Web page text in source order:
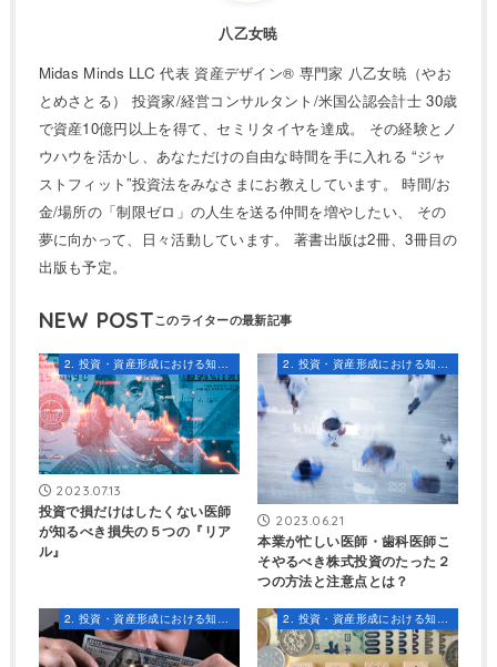
八乙女暁
Midas Minds LLC 代表 資産デザイン® 専門家 八乙女暁（やお
とめさとる） 投資家/経営コンサルタント/米国公認会計士 30歳
で資産10億円以上を得て、セミリタイヤを達成。 その経験とノ
ウハウを活かし、あなただけの自由な時間を手に入れる “ジャ
ストフィット”投資法をみなさまにお教えしています。 時間/お
金/場所の「制限ゼロ」の人生を送る仲間を増やしたい、 その
夢に向かって、日々活動しています。 著書出版は2冊、3冊目の
出版も予定。
NEW POST
2. 投資・資産形成における知識とスキル
2023.07.13
投資で損だけはしたくない医師
が知るべき損失の５つの『リア
ル』
2. 投資・資産形成における知識とスキル
2023.06.21
本業が忙しい医師・歯科医師こ
そやるべき株式投資のたった２
つの方法と注意点とは？
2. 投資・資産形成における知識とスキル 2. 投資・資産形成における知識とスキル